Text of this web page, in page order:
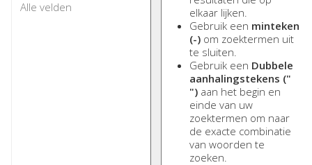
elkaar lijken.
Gebruik een minteken
(-) om zoektermen uit
te sluiten.
Gebruik een Dubbele
aanhalingstekens ("
") aan het begin en
einde van uw
zoektermen om naar
de exacte combinatie
van woorden te
zoeken.